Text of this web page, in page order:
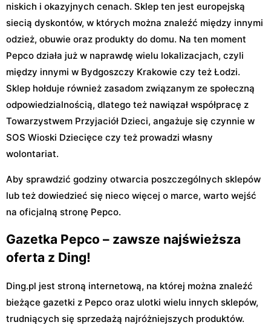
niskich i okazyjnych cenach. Sklep ten jest europejską
siecią dyskontów, w których można znaleźć między innymi
odzież, obuwie oraz produkty do domu. Na ten moment
Pepco działa już w naprawdę wielu lokalizacjach, czyli
między innymi w Bydgoszczy Krakowie czy też Łodzi.
Sklep hołduje również zasadom związanym ze społeczną
odpowiedzialnością, dlatego też nawiązał współpracę z
Towarzystwem Przyjaciół Dzieci, angażuje się czynnie w
SOS Wioski Dziecięce czy też prowadzi własny
wolontariat.
Aby sprawdzić godziny otwarcia poszczególnych sklepów
lub też dowiedzieć się nieco więcej o marce, warto wejść
na oficjalną stronę Pepco.
Gazetka Pepco – zawsze najświeższa
oferta z Ding!
Ding.pl jest stroną internetową, na której można znaleźć
bieżące gazetki z Pepco oraz ulotki wielu innych sklepów,
trudniących się sprzedażą najróżniejszych produktów.